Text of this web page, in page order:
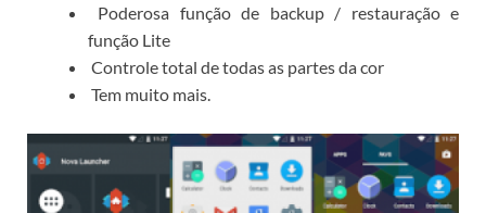
Poderosa função de backup / restauração e
função Lite
Controle total de todas as partes da cor
Tem muito mais.